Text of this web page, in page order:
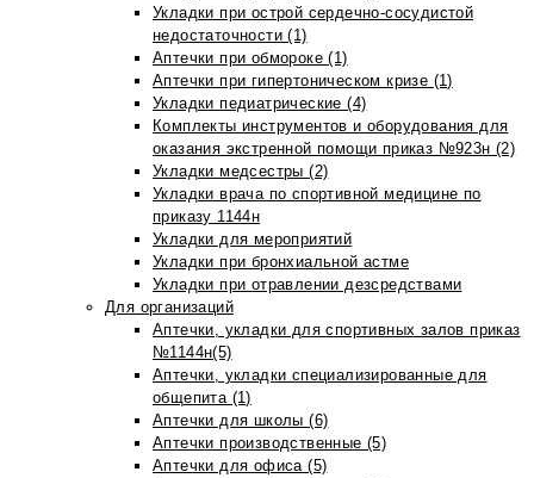
Укладки при острой сердечно-сосудистой
недостаточности (1)
Аптечки при обмороке (1)
Аптечки при гипертоническом кризе (1)
Укладки педиатрические (4)
Комплекты инструментов и оборудования для
оказания экстренной помощи приказ №923н (2)
Укладки медсестры (2)
Укладки врача по спортивной медицине по
приказу 1144н
Укладки для мероприятий
Укладки при бронхиальной астме
Укладки при отравлении дезсредствами
Для организаций
Аптечки, укладки для спортивных залов приказ
№1144н(5)
Аптечки, укладки специализированные для
общепита (1)
Аптечки для школы (6)
Аптечки производственные (5)
Аптечки для офиса (5)